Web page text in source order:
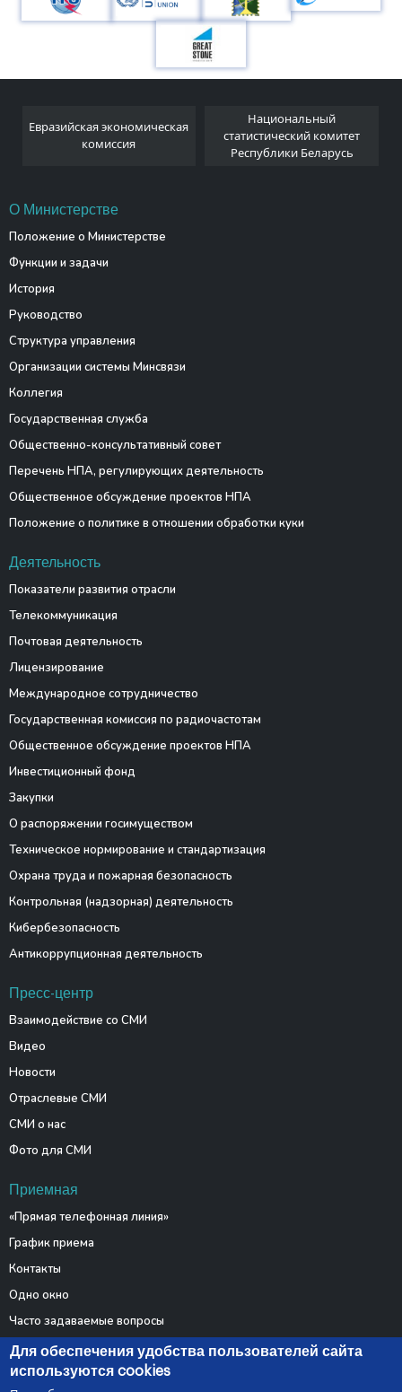
Евразийская экономическая
комиссия
Национальный
статистический комитет
Республики Беларусь
О Министерстве
Положение о Министерстве
Функции и задачи
История
Руководство
Структура управления
Организации системы Минсвязи
Коллегия
Государственная служба
Общественно-консультативный совет
Перечень НПА, регулирующих деятельность
Общественное обсуждение проектов НПА
Положение о политике в отношении обработки куки
Деятельность
Показатели развития отрасли
Телекоммуникация
Почтовая деятельность
Лицензирование
Международное сотрудничество
Государственная комиссия по радиочастотам
Общественное обсуждение проектов НПА
Инвестиционный фонд
Закупки
О распоряжении госимуществом
Техническое нормирование и стандартизация
Охрана труда и пожарная безопасность
Контрольная (надзорная) деятельность
Кибербезопасность
Антикоррупционная деятельность
Пресс-центр
Взаимодействие со СМИ
Видео
Новости
Отраслевые СМИ
СМИ о нас
Фото для СМИ
Приемная
«Прямая телефонная линия»
График приема
Контакты
Одно окно
Часто задаваемые вопросы
Электронные обращения
Для обеспечения удобства пользователей сайта
используются cookies